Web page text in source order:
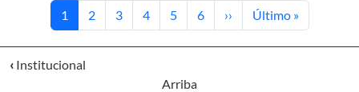
Página actual
1 Página
2 Página
3 Página
4 Página
5 Página
6 Siguiente página
›› Última página
Último »
‹ Institucional
Arriba